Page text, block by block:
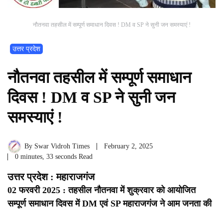
नौतनवा तहसील में सम्पूर्ण समाधान दिवस ! DM व SP ने सुनी जन समस्याएं !
उत्तर प्रदेश
नौतनवा तहसील में सम्पूर्ण समाधान
दिवस ! DM व SP ने सुनी जन
समस्याएं !
By Swar Vidroh Times
February 2, 2025
0 minutes, 33 seconds Read
उत्तर प्रदेश : महाराजगंज
02 फरवरी 2025 : तहसील नौतनवा में शुक्रवार को आयोजित
सम्पूर्ण समाधान दिवस में DM एवं SP महाराजगंज ने आम जनता की